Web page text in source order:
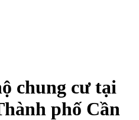
chung cư tại
phố Cần